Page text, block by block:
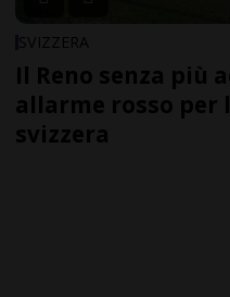
SVIZZERA
Il Reno senza più
allarme rosso per
svizzera